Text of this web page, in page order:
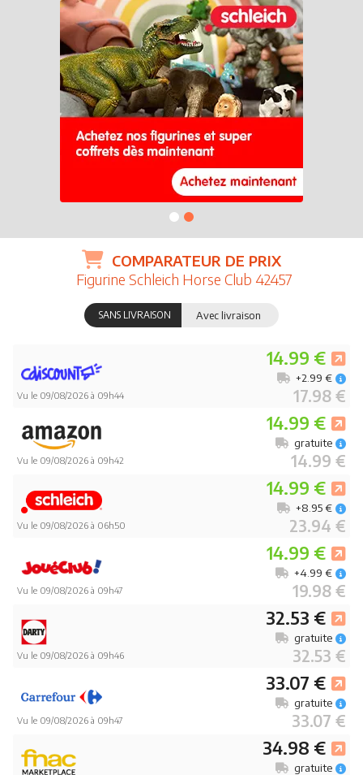
COMPARATEUR DE PRIX
Figurine Schleich Horse Club 42457
SANS LIVRAISON Avec livraison
Vu le 09/08/2026 à 09h44
14.99 €
17.98 €
+2.99 €
Vu le 09/08/2026 à 09h42
14.99 €
14.99 €
gratuite
Vu le 09/08/2026 à 06h50
14.99 €
23.94 €
+8.95 €
Vu le 09/08/2026 à 09h47
14.99 €
19.98 €
+4.99 €
Vu le 09/08/2026 à 09h46
32.53 €
32.53 €
gratuite
Vu le 09/08/2026 à 09h47
33.07 €
33.07 €
gratuite
34.98 €
gratuite